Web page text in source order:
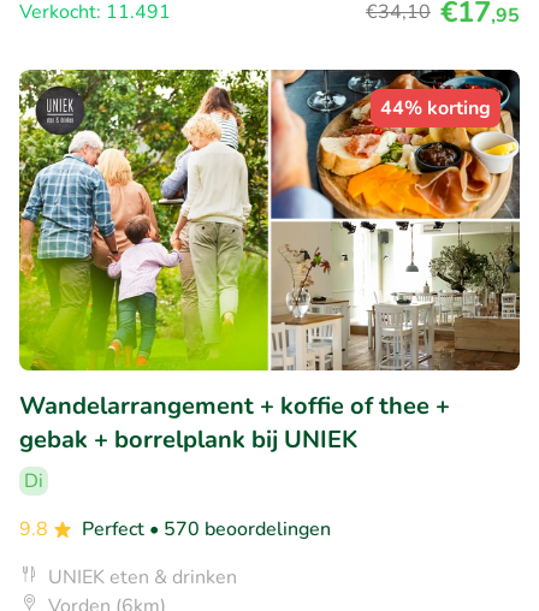
Verkocht: 11.491
€34,10 €17,95
44% korting
Wandelarrangement + koffie of thee +
gebak + borrelplank bij UNIEK
Di
9.8
Perfect • 570 beoordelingen
UNIEK eten & drinken